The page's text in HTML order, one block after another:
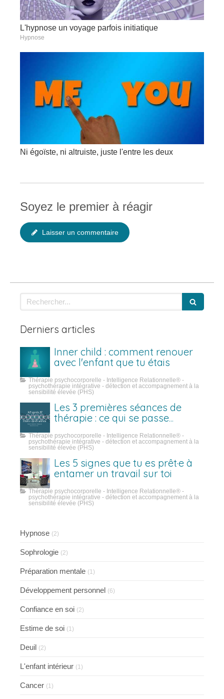
L'hypnose un voyage parfois initiatique
Hypnose
Ni égoïste, ni altruiste, juste l'entre les deux
Soyez le premier à réagir
Laisser un commentaire
Rechercher
Derniers articles
Inner child : comment renouer
avec l'enfant que tu étais
Thérapie psychocorporelle - Intelligence Relationnelle® -
psychothérapie intégrative - détection et accompagnement à la
sensibilité élevée (PHS)
Les 3 premières séances de
thérapie : ce qui se passe
Thérapie psychocorporelle - Intelligence Relationnelle® -
psychothérapie intégrative - détection et accompagnement à la
sensibilité élevée (PHS)
Les 5 signes que tu es prêt·e à
entamer un travail sur toi
Thérapie psychocorporelle - Intelligence Relationnelle® -
psychothérapie intégrative - détection et accompagnement à la
sensibilité élevée (PHS)
Hypnose (2)
Sophrologie (2)
Préparation mentale (1)
Développement personnel (6)
Confiance en soi (2)
Estime de soi (1)
Deuil (2)
L'enfant intérieur (1)
Cancer (1)